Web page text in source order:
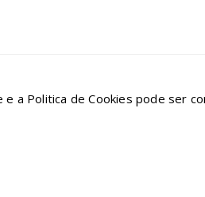
e a Politica de Cookies pode ser